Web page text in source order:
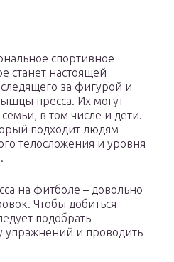
спортивное
станет настоящей
за фигурой и
пресса. Их могут
в том числе и дети.
подходит людям
телосложения и уровня
на фитболе – довольно
Чтобы добиться
подобрать
упражнений и проводить